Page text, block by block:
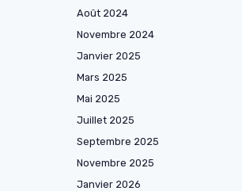
Août 2024
Novembre 2024
Janvier 2025
Mars 2025
Mai 2025
Juillet 2025
Septembre 2025
Novembre 2025
Janvier 2026